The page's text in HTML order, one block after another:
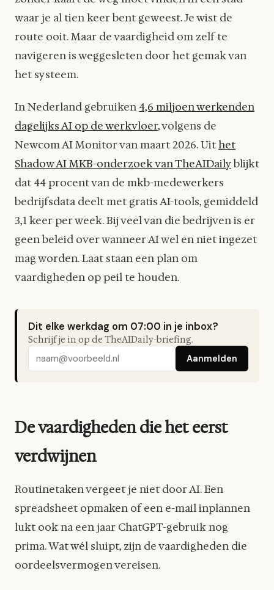
waar je al tien keer bent geweest. Je wist de
route ooit. Maar de vaardigheid om zelf te
navigeren is weggesleten door het gemak van
het systeem.
In Nederland gebruiken 4,6 miljoen werkenden
dagelijks AI op de werkvloer, volgens de
Newcom AI Monitor van maart 2026. Uithet
Shadow AI MKB-onderzoek van TheAIDailyblijkt
dat 44 procent van de mkb-medewerkers
bedrijfsdata deelt met gratis AI-tools, gemiddeld
3,1 keer per week. Bij veel van die bedrijven is er
geen beleid over wanneer AI wel en niet ingezet
mag worden. Laat staan een plan om
vaardigheden op peil te houden.
Dit elke werkdag om 07:00 in je inbox?
Schrijf je in op de TheAIDaily-briefing.
Aanmelden
De vaardigheden die het eerst
verdwijnen
Routinetaken vergeet je niet door AI. Een
spreadsheet opmaken of een e-mail inplannen
lukt ook na een jaar ChatGPT-gebruik nog
prima. Wat wél sluipt, zijn de vaardigheden die
oordeelsvermogen vereisen.